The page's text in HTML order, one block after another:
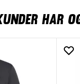
HAR